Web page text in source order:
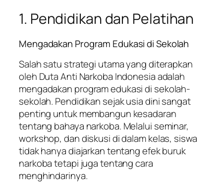
1. Pendidikan dan Pelatihan
Mengadakan Program Edukasi di Sekolah
Salah satu strategi utama yang diterapkan
oleh Duta Anti Narkoba Indonesia adalah
mengadakan program edukasi di sekolah-
sekolah. Pendidikan sejak usia dini sangat
penting untuk membangun kesadaran
tentang bahaya narkoba. Melalui seminar,
workshop, dan diskusi di dalam kelas, siswa
tidak hanya diajarkan tentang efek buruk
narkoba tetapi juga tentang cara
menghindarinya.